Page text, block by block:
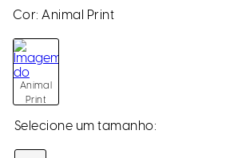
Cor:Animal Print
Animal
Print